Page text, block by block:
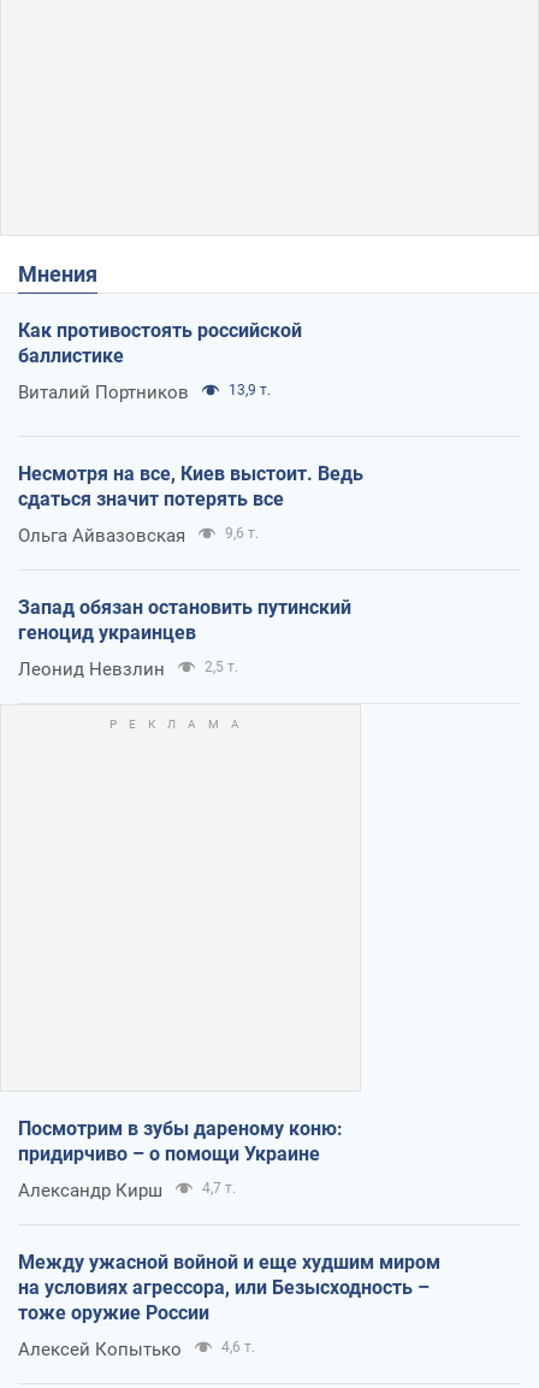
Мнения
Как противостоять российской
баллистике
Виталий Портников 13,9 т.
Несмотря на все, Киев выстоит. Ведь
сдаться значит потерять все
Ольга Айвазовская 9,6 т.
Запад обязан остановить путинский
геноцид украинцев
Леонид Невзлин 2,5 т.
Посмотрим в зубы дареному коню:
придирчиво – о помощи Украине
Александр Кирш 4,7 т.
Между ужасной войной и еще худшим миром
на условиях агрессора, или Безысходность –
тоже оружие России
Алексей Копытько 4,6 т.